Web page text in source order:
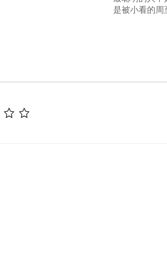
是被小看的周